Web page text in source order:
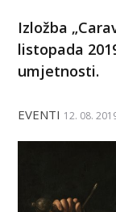
Izložba
listopada
umjetnosti.
EVENTI 12. 08.